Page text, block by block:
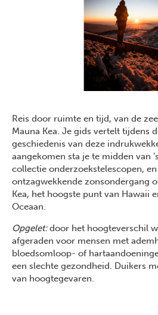
Reis door ruimte en tijd, van de
Mauna Kea. Je gids vertelt tijdens
geschiedenis van deze
aangekomen sta je te midden van
collectie onderzoekstelescopen,
ontzagwekkende zonsondergang
Kea, het hoogste punt van Hawaii
Oceaan.
Opgelet:door het hoogteverschil
afgeraden voor mensen met
bloedsomloop- of
een slechte gezondheid. Duikers
van hoogtegevaren.